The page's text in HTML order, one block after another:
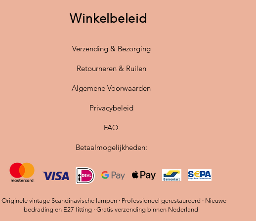
Gemaakt van
20 cm hoogte x
unieke design
sfeervolle
Winkelbeleid
Verzending & Bezorging
Retourneren & Ruilen
Algemene Voorwaarden
Privacybeleid
FAQ
Betaalmogelijkheden:
Originele vintage Scandinavische lampen · Professioneel gerestaureerd · Nieuwe
bedrading en E27 fitting · Gratis verzending binnen Nederland